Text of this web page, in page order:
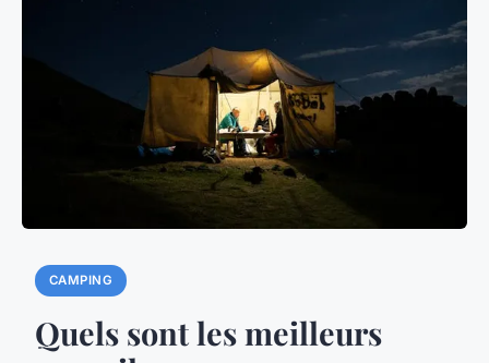
CAMPING
Quels sont les meilleurs